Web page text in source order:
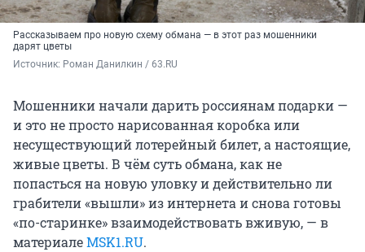
Рассказываем про новую схему обмана — в этот раз мошенники
дарят цветы
Источник: Роман Данилкин / 63.RU
Мошенники начали дарить россиянам подарки —
и это не просто нарисованная коробка или
несуществующий лотерейный билет, а настоящие,
живые цветы. В чём суть обмана, как не
попасться на новую уловку и действительно ли
грабители «вышли» из интернета и снова готовы
«по-старинке» взаимодействовать вживую, — в
материалеMSK1.RU.